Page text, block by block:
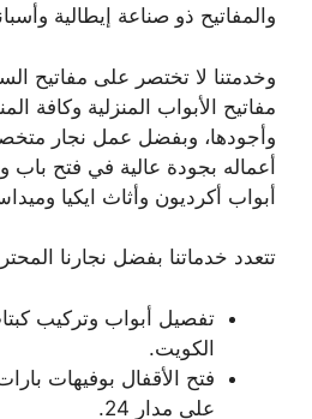
والمفاتيح ذو صناعة إيطالية
وخدمتنا لا تختصر على مفاتيح
مفاتيح الأبواب المنزلية وكافة
وأجودها، وبفضل عمل نجار
أعماله بجودة عالية في فتح باب
أبواب أكرديون وأثاث ايكيا
تتعدد خدماتنا بفضل نجارنا
تفصيل أبواب وتركيب
الكويت.
فتح الأقفال بوفيهات
على مدار 24.